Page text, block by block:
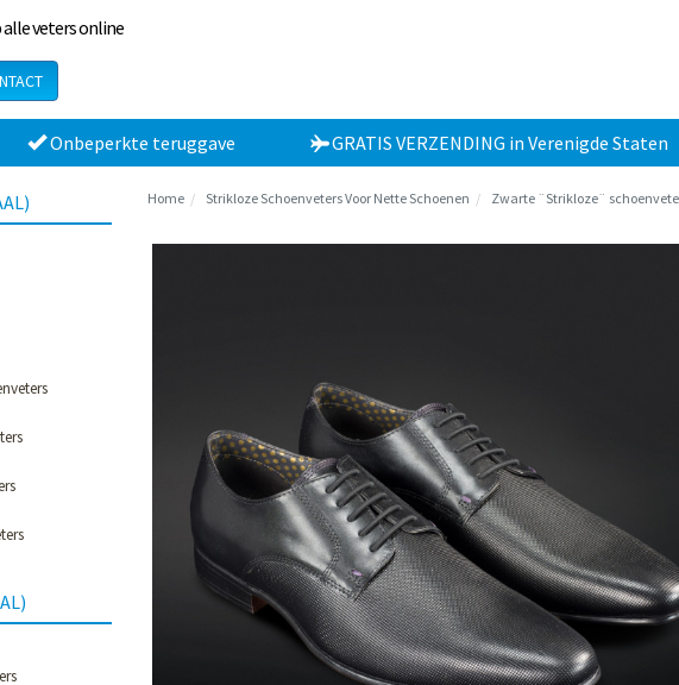
veters online
Onbeperkte teruggave GRATIS VERZENDING in Verenigde Staten
Home Strikloze Schoenveters Voor Nette Schoenen Zwarte ¨Strikloze¨